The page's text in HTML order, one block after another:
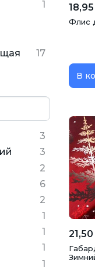
1
17
3
3
2
6
2
1
1
1
1
Флис
В